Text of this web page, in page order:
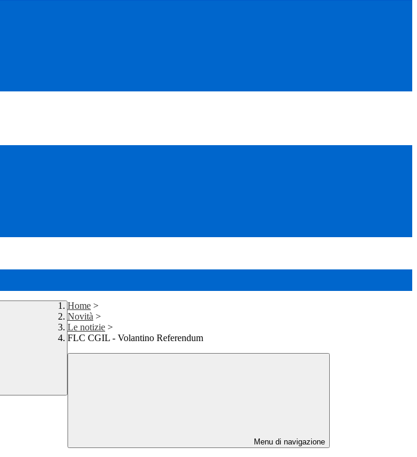
Home >
Novità >
Le notizie >
FLC CGIL - Volantino Referendum
Menu di navigazione